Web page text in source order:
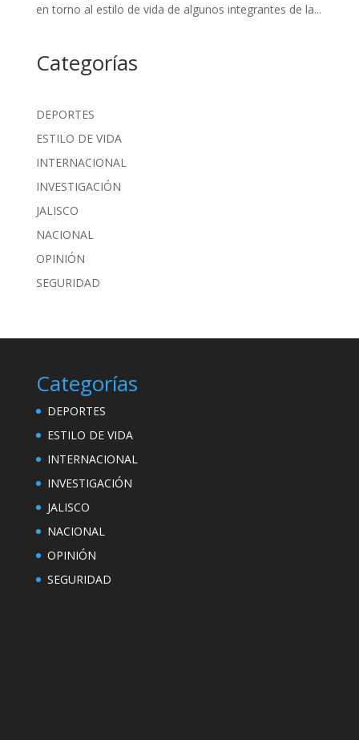
en torno al estilo de vida de algunos integrantes de la...
Categorías
DEPORTES
ESTILO DE VIDA
INTERNACIONAL
INVESTIGACIÓN
JALISCO
NACIONAL
OPINIÓN
SEGURIDAD
Categorías
DEPORTES
ESTILO DE VIDA
INTERNACIONAL
INVESTIGACIÓN
JALISCO
NACIONAL
OPINIÓN
SEGURIDAD